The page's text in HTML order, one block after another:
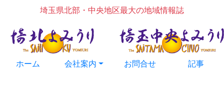
埼玉県北部・中央地区最大の地域情報誌
ホーム 会社案内 お問合せ 記事